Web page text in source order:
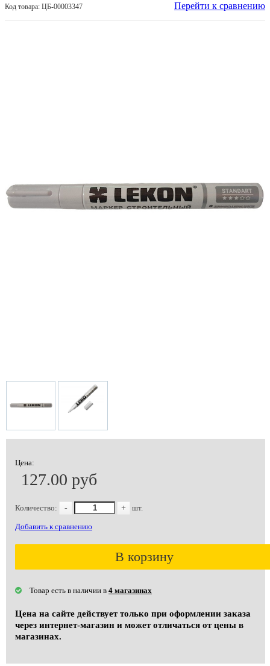
Код товара: ЦБ-00003347 Перейти к сравнению
Цена:
127.00 руб
Количество: - + шт.
Добавить к сравнению
В корзину
Товар есть в наличии в 4 магазинах
Цена на сайте действует только при оформлении заказа
через интернет-магазин и может отличаться от цены в
магазинах.